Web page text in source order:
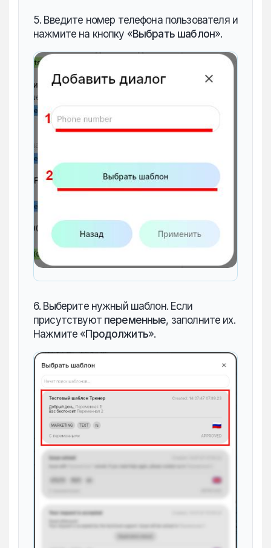
5. Введите номер телефона пользователя и
нажмите на кнопку «‎Выбрать шаблон».
6. Выберите нужный шаблон. Если
присутствуют переменные, заполните их.
Нажмите «‎Продолжить».